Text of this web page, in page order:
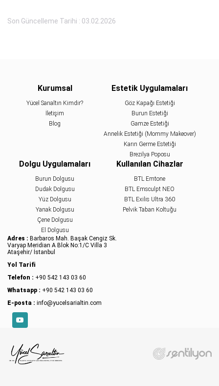
Son Güncelleme Tarihi : 03.02.2026
Kurumsal
Yücel Sarıaltın Kimdir?
İletişim
Blog
Estetik Uygulamaları
Göz Kapağı Estetiği
Burun Estetiği
Gamze Estetiği
Annelik Estetiği (Mommy Makeover)
Karın Germe Estetiği
Brezilya Poposu
Dolgu Uygulamaları
Burun Dolgusu
Dudak Dolgusu
Yüz Dolgusu
Yanak Dolgusu
Çene Dolgusu
El Dolgusu
Kullanılan Cihazlar
BTL Emtone
BTL Emsculpt NEO
BTL Exilis Ultra 360
Pelvik Taban Koltuğu
Adres : Barbaros Mah. Başak Cengiz Sk.
Varyap Meridian A Blok No:1/C Villa 3
Ataşehir/ İstanbul
Yol Tarifi
Telefon : +90 542 143 03 60
Whatsapp : +90 542 143 03 60
E-posta : info@yucelsarialtin.com
YouTube